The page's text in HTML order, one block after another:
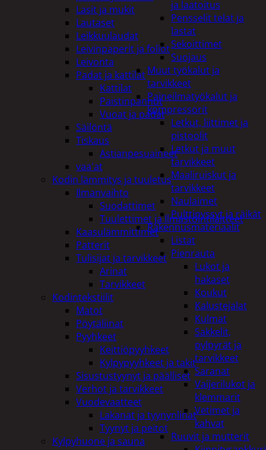
ja laatoitus
Pensselit telat ja
lastat
Sekoittimet
Suojaus
Muut työkalut ja
tarvikkeet
Paineilmatyökalut ja
kompressorit
Letkut, liittimet ja
pistoolit
Letkut ja muut
tarvikkeet
Maaliruiskut ja
tarvikkeet
Naulaimet
Pulttipyssyt ja räikät
Rakennusmateriaalit
Listat
Pienrauta
Lukot ja
hakaset
Koukut
Kalustejalat
Kulmat
Sakkelit,
pylpyrät ja
tarvikkeet
Saranat
Vaijerilukot ja
klemmarit
Vetimet ja
kahvat
Ruuvit ja mutterit
Lasit ja mukit
Lautaset
Leikkuulaudat
Leivinpaperit ja foliot
Leivonta
Padat ja kattilat
Kattilat
Paistinpannut
Vuoat ja padat
Säilöntä
Tiskaus
Astianpesuaineet
vaa'at
Kodin lämmitys ja tuuletus
Ilmanvaihto
Suodattimet
Tuulettimet ja Ilmastointilaitteet
Kaasulämmittimet
Patterit
Tulisijat ja tarvikkeet
Arinat
Tarvikkeet
Kodintekstiilit
Matot
Pöytäliinat
Pyyhkeet
Keittiöpyyhkeet
Kylpypyyhkeet ja takit
Sisustustyynyt ja päälliset
Verhot ja tarvikkeet
Vuodevaatteet
Lakanat ja tyynynlinat
Tyynyt ja peitot
Kylpyhuone ja sauna